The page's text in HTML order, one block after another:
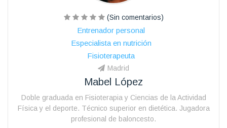
(Sin comentarios)
Entrenador personal
Especialista en nutrición
Fisioterapeuta
Madrid
Mabel López
Doble graduada en Fisioterapia y Ciencias de la Actividad
Física y el deporte. Técnico superior en dietética. Jugadora
profesional de baloncesto.